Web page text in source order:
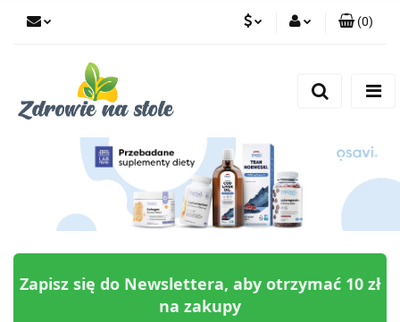
Zgody cookies
(0)
Zapisz się do Newslettera, aby otrzymać 10 zł
na zakupy